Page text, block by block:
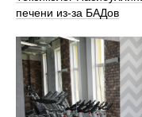
печени из-за БАДов